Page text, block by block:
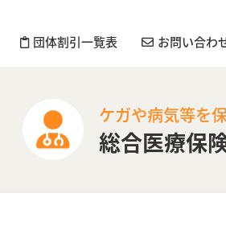
お問い合わ
団体割引一覧表
ケガや病気等を
総合医療保